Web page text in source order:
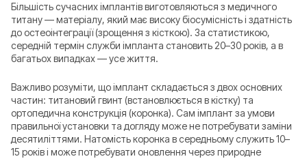
Більшість сучасних імплантів виготовляються з медичного
титану — матеріалу, який має високу біосумісність і здатність
до остеоінтеграції (зрощення з кісткою). За статистикою,
середній термін служби імпланта становить 20–30 років, а в
багатьох випадках — усе життя.
Важливо розуміти, що імплант складається з двох основних
частин: титановий гвинт (встановлюється в кістку) та
ортопедична конструкція (коронка). Сам імплант за умови
правильної установки та догляду може не потребувати заміни
десятиліттями. Натомість коронка в середньому служить 10–
15 років і може потребувати оновлення через природне